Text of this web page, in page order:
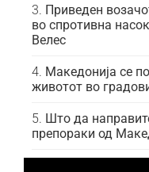
Приведен
во спротивна
Велес
Македонија се
животот во
Што да
препораки од